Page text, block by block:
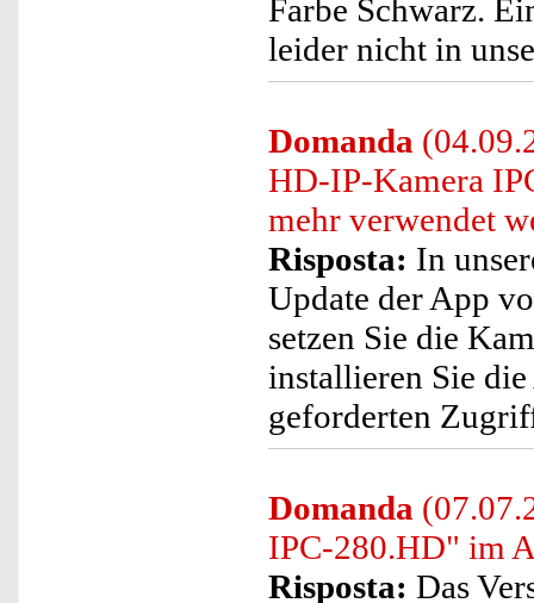
Farbe Schwarz.
leider nicht in
Domanda
HD-IP-Kamera
mehr verwendet
Risposta: In
Update der App
setzen Sie die
installieren Sie
geforderten
Domanda
IPC-280.HD" im
Risposta: Das